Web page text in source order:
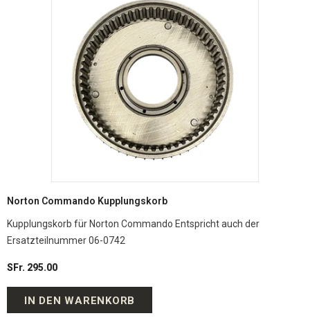
Norton Commando Kupplungskorb
Kupplungskorb für Norton Commando Entspricht auch der
Ersatzteilnummer 06-0742
SFr. 295.00
IN DEN WARENKORB